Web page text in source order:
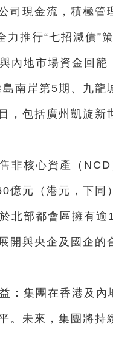
司現金流，積極管
推行“七招減債”
內地市場資金回籠
南岸第5期、九龍
，包括廣州凱旋新
非核心資產（
元（港元，下同
北部都會區擁有
開與央企及國企的
：集團在香港及內
。未來，集團將持